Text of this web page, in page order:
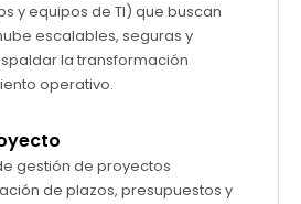
y equipos de TI) que buscan
escalables, seguras y
la transformación
operativo.
gestión de proyectos
de plazos, presupuestos y